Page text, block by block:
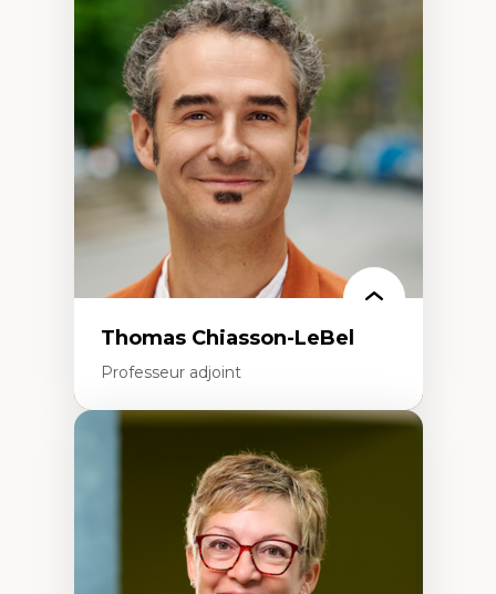
Économie circulaire
Modèles d’affaires durables
Histoire des faits économiques
Gestion durable des ressources naturelles
Écologie industrielle
Aménagement durable du territoire
Développement régional
Coopératives
Télétravail en milieu rural francophone
Transition socio-écologique
Thomas Chiasson-LeBel
Professeur adjoint
Théories du développement
Économie politique comparée
Élites économiques
Sociologie économique
Extractivisme
Classes sociales
Mouvements sociaux